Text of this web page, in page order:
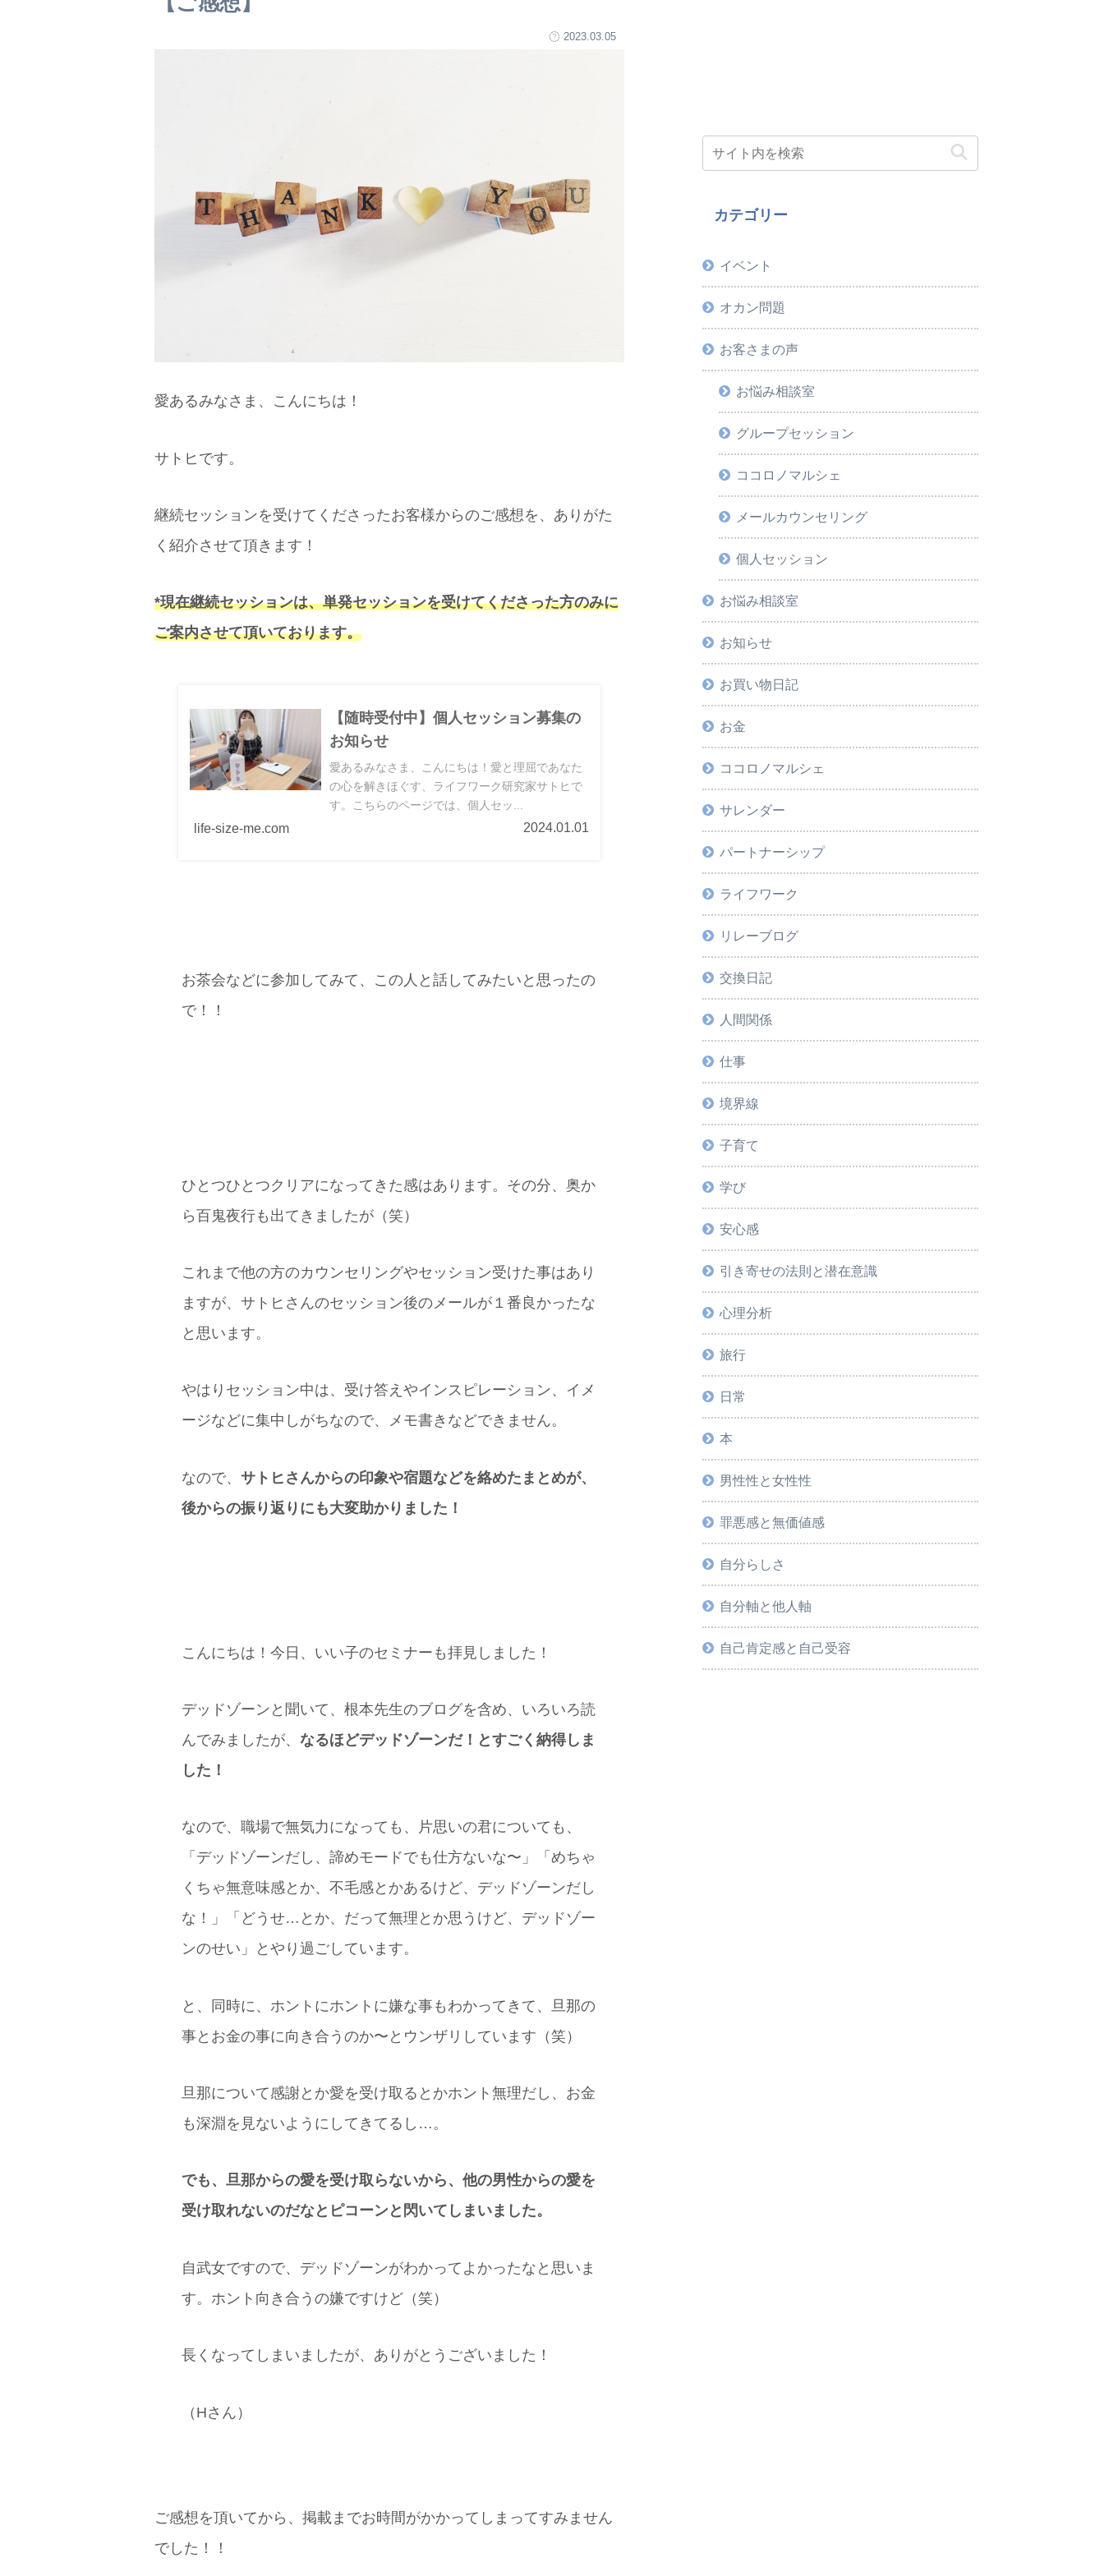
2023.03.05
愛あるみなさま、こんにちは！
サトヒです。
継続セッションを受けてくださったお客様からのご感想を、ありがた
く紹介させて頂きます！
*現在継続セッションは、単発セッションを受けてくださった方のみに
ご案内させて頂いております。
【随時受付中】個人セッション募集の
お知らせ
愛あるみなさま、こんにちは！愛と理屈であなた
の心を解きほぐす、ライフワーク研究家サトヒで
す。こちらのページでは、個人セッ...
life-size-me.com 2024.01.01
お茶会などに参加してみて、この人と話してみたいと思ったの
で！！
ひとつひとつクリアになってきた感はあります。その分、奥か
ら百鬼夜行も出てきましたが（笑）
これまで他の方のカウンセリングやセッション受けた事はあり
ますが、サトヒさんのセッション後のメールが１番良かったな
と思います。
やはりセッション中は、受け答えやインスピレーション、イメ
ージなどに集中しがちなので、メモ書きなどできません。
なので、サトヒさんからの印象や宿題などを絡めたまとめが、
後からの振り返りにも大変助かりました！
こんにちは！今日、いい子のセミナーも拝見しました！
デッドゾーンと聞いて、根本先生のブログを含め、いろいろ読
んでみましたが、なるほどデッドゾーンだ！とすごく納得しま
した！
なので、職場で無気力になっても、片思いの君についても、
「デッドゾーンだし、諦めモードでも仕方ないな〜」「めちゃ
くちゃ無意味感とか、不毛感とかあるけど、デッドゾーンだし
な！」「どうせ…とか、だって無理とか思うけど、デッドゾー
ンのせい」とやり過ごしています。
と、同時に、ホントにホントに嫌な事もわかってきて、旦那の
事とお金の事に向き合うのか〜とウンザリしています（笑）
旦那について感謝とか愛を受け取るとかホント無理だし、お金
も深淵を見ないようにしてきてるし…。
でも、旦那からの愛を受け取らないから、他の男性からの愛を
受け取れないのだなとピコーンと閃いてしまいました。
自武女ですので、デッドゾーンがわかってよかったなと思いま
す。ホント向き合うの嫌ですけど（笑）
長くなってしまいましたが、ありがとうございました！
（Hさん）
ご感想を頂いてから、掲載までお時間がかかってしまってすみません
でした！！
カテゴリー
イベント
オカン問題
お客さまの声
お悩み相談室
グループセッション
ココロノマルシェ
メールカウンセリング
個人セッション
お悩み相談室
お知らせ
お買い物日記
お金
ココロノマルシェ
サレンダー
パートナーシップ
ライフワーク
リレーブログ
交換日記
人間関係
仕事
境界線
子育て
学び
安心感
引き寄せの法則と潜在意識
心理分析
旅行
日常
本
男性性と女性性
罪悪感と無価値感
自分らしさ
自分軸と他人軸
自己肯定感と自己受容